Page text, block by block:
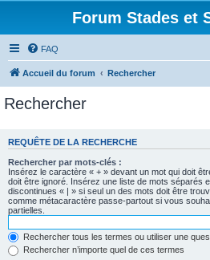
Forum Stades et
FAQ
Accueil du forum Rechercher
Rechercher
REQUÊTE DE LA RECHERCHE
Rechercher par mots-clés :
Insérez le caractère « + » devant un mot qui doit
doit être ignoré. Insérez une liste de mots séparés
discontinues « | » si seul un des mots doit être
comme métacaractère passe-partout si vous
partielles.
Rechercher tous les termes ou utiliser une
Rechercher n’importe quel de ces termes